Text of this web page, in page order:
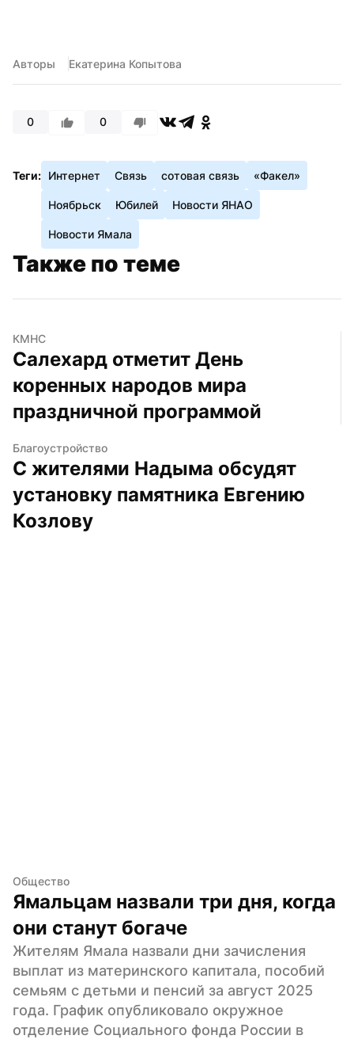
Авторы Екатерина Копытова
0 0
Теги: Интернет Связь сотовая связь «Факел»
Ноябрьск Юбилей Новости ЯНАО
Новости Ямала
Также по теме
КМНС
Салехард отметит День
коренных народов мира
праздничной программой
Благоустройство
С жителями Надыма обсудят
установку памятника Евгению
Козлову
Общество
Ямальцам назвали три дня, когда
они станут богаче
Жителям Ямала назвали дни зачисления
выплат из материнского капитала, пособий
семьям с детьми и пенсий за август 2025
года. График опубликовало окружное
отделение Социального фонда России в